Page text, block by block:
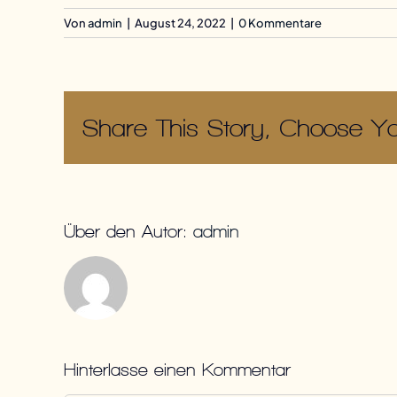
Vonadmin August 24, 2022 0 Kommentare
Share This Story, Choose
Über den Autor: admin
Hinterlasse einen Kommentar